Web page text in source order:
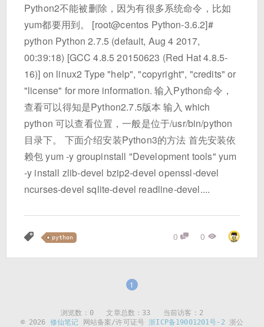
Python2不能被删除，因为有很多系统命令，比如
yum都要用到。 [root@centos Python-3.6.2]#
python Python 2.7.5 (default, Aug 4 2017,
00:39:18) [GCC 4.8.5 20150623 (Red Hat 4.8.5-
16)] on linux2 Type "help", "copyright", "credits" or
"license" for more information. 输入Python命令，
查看可以得知是Python2.7.5版本 输入 which
python 可以查看位置，一般是位于/usr/bin/python
目录下。 下面介绍安装Python3的方法 首先安装依
赖包 yum -y groupinstall "Development tools" yum
-y install zlib-devel bzip2-devel openssl-devel
ncurses-devel sqlite-devel readline-devel....
python 0 0
1
浏览数： 0文章总数：33 当前访客：2
© 2026 修仙笔记 网站备案/许可证号浙ICP备19001201号-2 浙公